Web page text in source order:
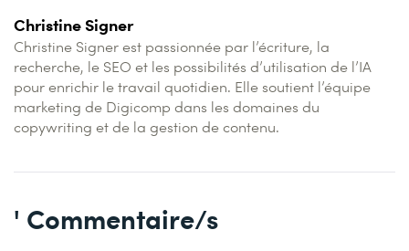
Christine Signer
Christine Signer est passionnée par l’écriture, la
recherche, le SEO et les possibilités d’utilisation de l’IA
pour enrichir le travail quotidien. Elle soutient l’équipe
marketing de Digicomp dans les domaines du
copywriting et de la gestion de contenu.
' Commentaire/s